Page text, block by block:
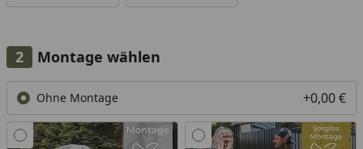
Montage wählen
Ohne Montage +0,00 €